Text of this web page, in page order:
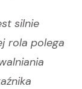
silnie
rola polega